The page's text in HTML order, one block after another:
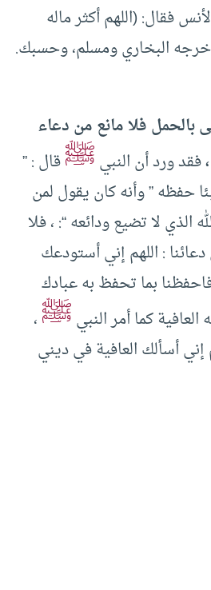
لأنس فقال: (اللهم أكثر ماله
خرجه البخاري ومسلم، وحسبك.
بالحمل فلا مانع من دعاء
فقد ورد أن النبيﷺقال : ”
حفظه ” وأنه كان يقول لمن
الذي لا تضيع ودائعه “: ، فلا
: اللهم إني أستودعك
بما تحفظ به عبادك
كما أمر النبيﷺ،
إني أسألك العافية في ديني